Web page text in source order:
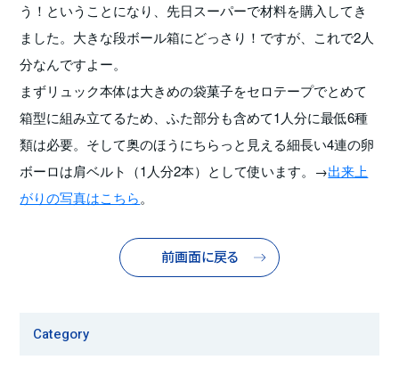
う！ということになり、先日スーパーで材料を購入してき
ました。大きな段ボール箱にどっさり！ですが、これで2人
分なんですよー。
まずリュック本体は大きめの袋菓子をセロテープでとめて
箱型に組み立てるため、ふた部分も含めて1人分に最低6種
類は必要。そして奥のほうにちらっと見える細長い4連の卵
ボーロは肩ベルト（1人分2本）として使います。→出来上
がりの写真はこちら。
前画面に戻る
Category